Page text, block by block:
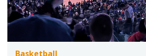
Basketball